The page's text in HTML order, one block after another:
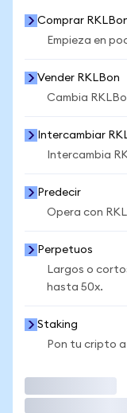
Comprar
Empieza en
Vender RKLBon
Cambia
Intercambiar
Intercambia
Predecir
Opera con
Perpetuos
Largos o
hasta 50x.
Staking
Pon tu cripto